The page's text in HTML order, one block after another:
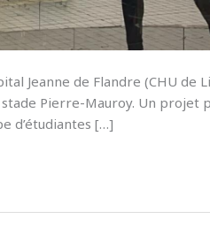
Jeanne de Flandre (CHU
Pierre-Mauroy. Un projet
d’étudiantes […]